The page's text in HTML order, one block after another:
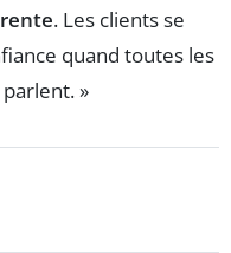
. Les clients se
quand toutes les
»